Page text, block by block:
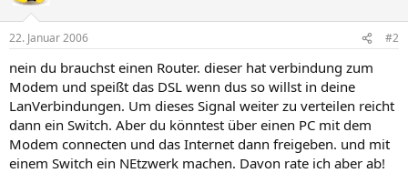
22. Januar 2006 #2
nein du brauchst einen Router. dieser hat verbindung zum
Modem und speißt das DSL wenn dus so willst in deine
LanVerbindungen. Um dieses Signal weiter zu verteilen reicht
dann ein Switch. Aber du könntest über einen PC mit dem
Modem connecten und das Internet dann freigeben. und mit
einem Switch ein NEtzwerk machen. Davon rate ich aber ab!